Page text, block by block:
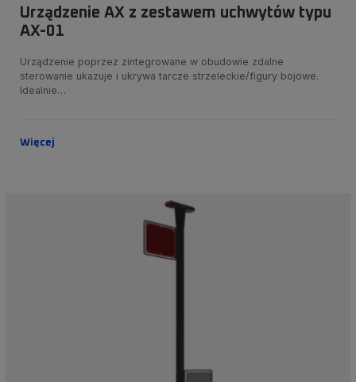
Urządzenie AX z zestawem uchwytów typu
AX-01
Urządzenie poprzez zintegrowane w obudowie zdalne
sterowanie ukazuje i ukrywa tarcze strzeleckie/figury bojowe.
Idealnie…
Więcej